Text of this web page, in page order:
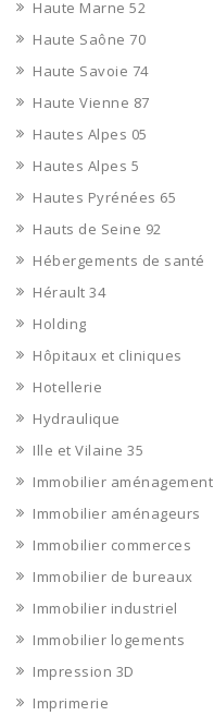
Haute Marne 52
Haute Saône 70
Haute Savoie 74
Haute Vienne 87
Hautes Alpes 05
Hautes Alpes 5
Hautes Pyrénées 65
Hauts de Seine 92
Hébergements de santé
Hérault 34
Holding
Hôpitaux et cliniques
Hotellerie
Hydraulique
Ille et Vilaine 35
Immobilier aménagement
Immobilier aménageurs
Immobilier commerces
Immobilier de bureaux
Immobilier industriel
Immobilier logements
Impression 3D
Imprimerie